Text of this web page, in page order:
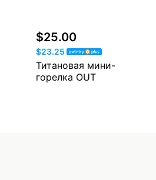
$25.00
$23.25
Титановая мини-
горелка OUT